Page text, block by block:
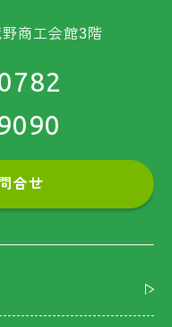
商工会館3階
合せ